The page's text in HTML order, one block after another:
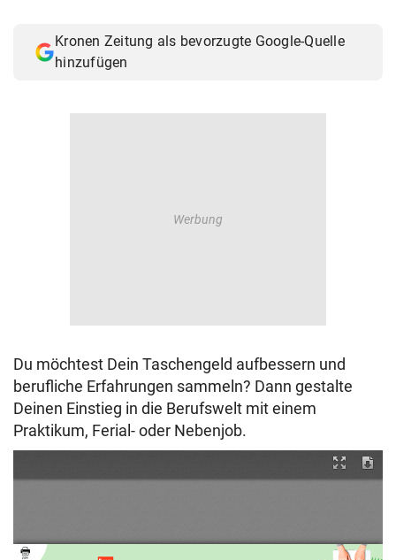
Muthgasse 2, 1190 Wien
Kronen Zeitung als bevorzugte Google-Quelle
hinzufügen
Du möchtest Dein Taschengeld aufbessern und
berufliche Erfahrungen sammeln? Dann gestalte
Deinen Einstieg in die Berufswelt mit einem
Praktikum, Ferial- oder Nebenjob.